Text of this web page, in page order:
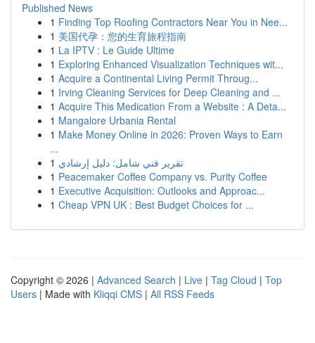
Published News
1 Finding Top Roofing Contractors Near You in Nee...
1 美国代孕：您的生育旅程指南
1 La IPTV : Le Guide Ultime
1 Exploring Enhanced Visualization Techniques wit...
1 Acquire a Continental Living Permit Throug...
1 Irving Cleaning Services for Deep Cleaning and ...
1 Acquire This Medication From a Website : A Deta...
1 Mangalore Urbania Rental
1 Make Money Online in 2026: Proven Ways to Earn
...
1 تقرير فني شامل: دليل إرشادي
1 Peacemaker Coffee Company vs. Purity Coffee
1 Executive Acquisition: Outlooks and Approac...
1 Cheap VPN UK : Best Budget Choices for ...
Copyright © 2026 | Advanced Search | Live | Tag Cloud | Top
Users | Made with Kliqqi CMS | All RSS Feeds